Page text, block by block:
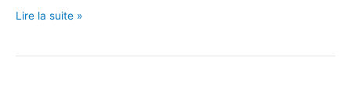
Des
dans
Lire la suite »